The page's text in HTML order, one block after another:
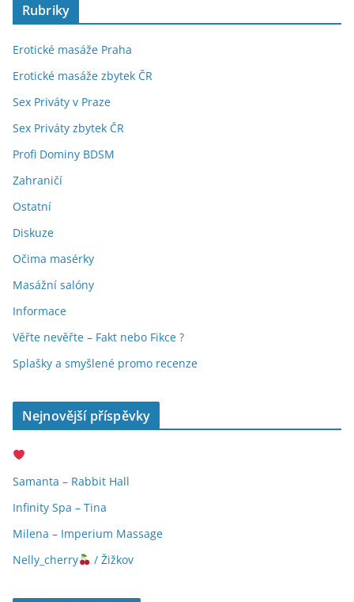
Rubriky
Erotické masáže Praha
Erotické masáže zbytek ČR
Sex Priváty v Praze
Sex Priváty zbytek ČR
Profi Dominy BDSM
Zahraničí
Ostatní
Diskuze
Očima masérky
Masážní salóny
Informace
Věřte nevěřte – Fakt nebo Fikce ?
Splašky a smyšlené promo recenze
Nejnovější příspěvky
Samanta – Rabbit Hall
Infinity Spa – Tina
Milena – Imperium Massage
Nelly_cherry
/ Žižkov